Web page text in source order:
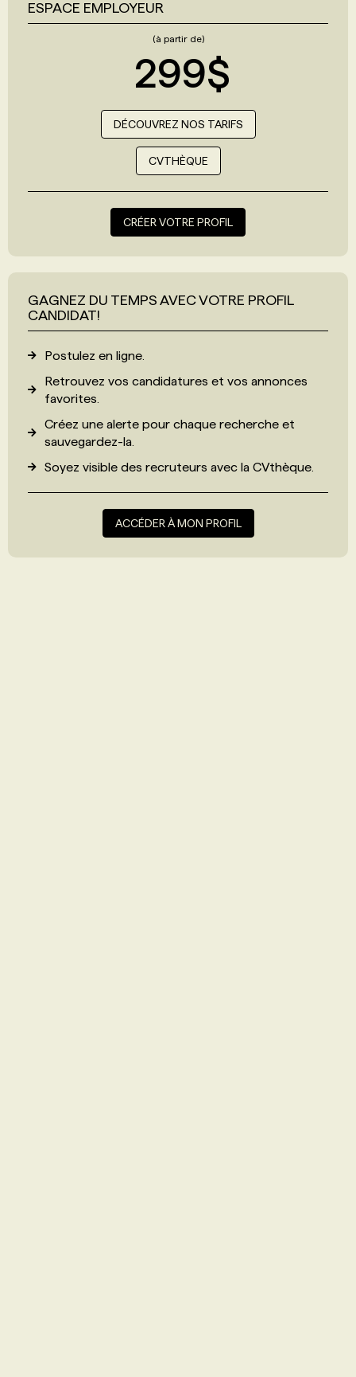
ESPACE EMPLOYEUR
(à partir de)
299$
DÉCOUVREZ NOS TARIFS
CVTHÈQUE
CRÉER VOTRE PROFIL
GAGNEZ DU TEMPS AVEC VOTRE PROFIL
CANDIDAT!
Postulez en ligne.
Retrouvez vos candidatures et vos annonces
favorites.
Créez une alerte pour chaque recherche et
sauvegardez-la.
Soyez visible des recruteurs avec la CVthèque
ACCÉDER À MON PROFIL